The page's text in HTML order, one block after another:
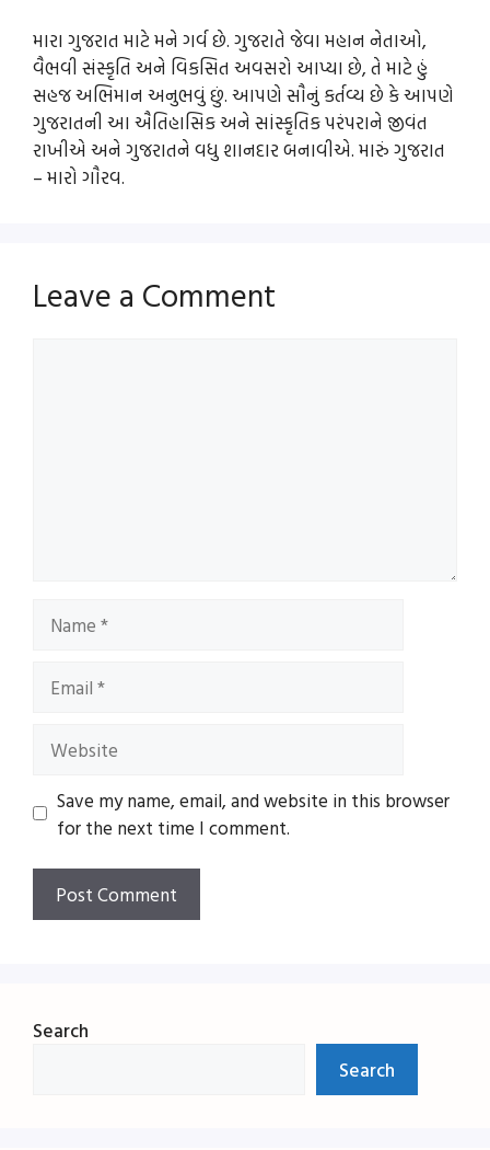
મારા ગુજરાત માટે મને ગર્વ છે. ગુજરાતે જેવા મહાન નેતાઓ,
વૈભવી સંસ્કૃતિ અને વિકસિત અવસરો આપ્યા છે, તે માટે હું
સહજ અભિમાન અનુભવું છું. આપણે સૌનું કર્તવ્ય છે કે આપણે
ગુજરાતની આ ઐતિહાસિક અને સાંસ્કૃતિક પરંપરાને જીવંત
રાખીએ અને ગુજરાતને વધુ શાનદાર બનાવીએ. મારું ગુજરાત
– મારો ગૌરવ.
Leave a Comment
Save my name, email, and website in this browser
for the next time I comment.
Search
Search